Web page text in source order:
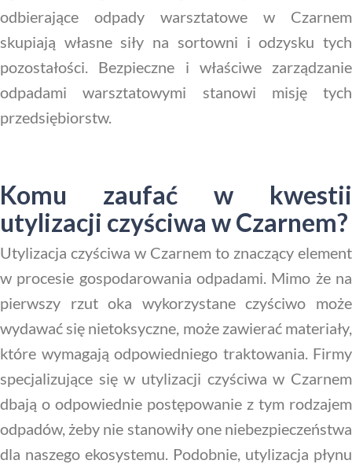
odbierające odpady warsztatowe w Czarnem
skupiają własne siły na sortowni i odzysku tych
pozostałości. Bezpieczne i właściwe zarządzanie
odpadami warsztatowymi stanowi misję tych
przedsiębiorstw.
Komu zaufać w kwestii
utylizacji czyściwa w Czarnem?
Utylizacja czyściwa w Czarnem to znaczący element
w procesie gospodarowania odpadami. Mimo że na
pierwszy rzut oka wykorzystane czyściwo może
wydawać się nietoksyczne, może zawierać materiały,
które wymagają odpowiedniego traktowania. Firmy
specjalizujące się w utylizacji czyściwa w Czarnem
dbają o odpowiednie postępowanie z tym rodzajem
odpadów, żeby nie stanowiły one niebezpieczeństwa
dla naszego ekosystemu. Podobnie, utylizacja płynu